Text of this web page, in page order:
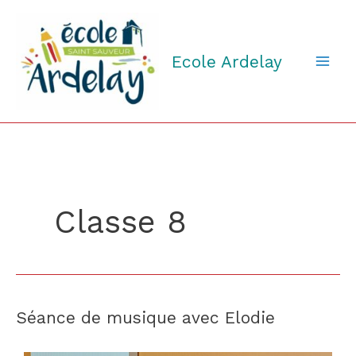
contenu
Ecole Ardelay
Classe 8
Séance de musique avec Elodie
Séance